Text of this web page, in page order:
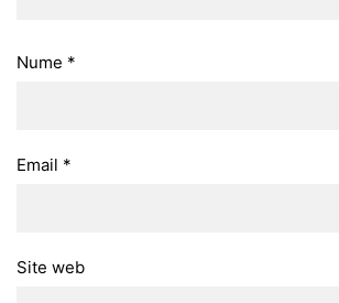
Nume *
Email *
Site web